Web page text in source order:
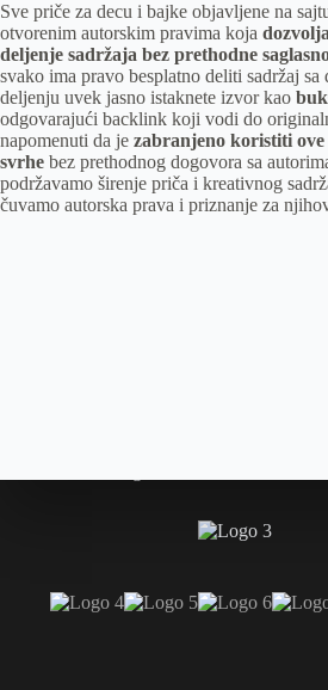
Sve priče za decu i bajke objavljene na
otvorenim autorskim pravima koja
deljenje sadržaja bez prethodne
svako ima pravo besplatno deliti sadržaj
deljenju uvek jasno istaknete izvor kao
odgovarajući backlink koji vodi do
napomenuti da je zabranjeno koristiti
svrhe bez prethodnog dogovora sa
podržavamo širenje priča i kreativnog
čuvamo autorska prava i priznanje za